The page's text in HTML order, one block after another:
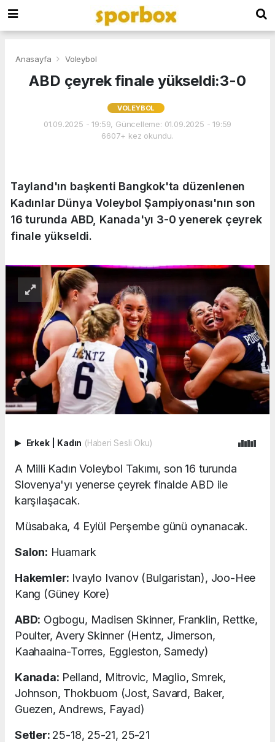
Anasayfa Voleybol
ABD çeyrek finale yükseldi:3-0
VOLEYBOL
01.09.2025 - 19:59, Güncelleme: 01.09.2025 - 19:59
6607+ kez okundu.
Tayland'ın başkenti Bangkok'ta düzenlenen
Kadınlar Dünya Voleybol Şampiyonası'nın son
16 turunda ABD, Kanada'yı 3-0 yenerek çeyrek
finale yükseldi.
Erkek Kadın (Haberi Sesli Oku)
A Milli Kadın Voleybol Takımı, son 16 turunda
Slovenya'yı yenerse çeyrek finalde ABD ile
karşılaşacak.
Müsabaka, 4 Eylül Perşembe günü oynanacak.
Salon: Huamark
Hakemler: Ivaylo Ivanov (Bulgaristan), Joo-Hee
Kang (Güney Kore)
ABD: Ogbogu, Madisen Skinner, Franklin, Rettke,
Poulter, Avery Skinner (Hentz, Jimerson,
Kaahaaina-Torres, Eggleston, Samedy)
Kanada: Pelland, Mitrovic, Maglio, Smrek,
Johnson, Thokbuom (Jost, Savard, Baker,
Guezen, Andrews, Fayad)
Setler: 25-18, 25-21, 25-21